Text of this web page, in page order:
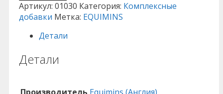
Артикул: 01030 Категория: Комплексные
добавки Метка: EQUIMINS
Детали
Детали